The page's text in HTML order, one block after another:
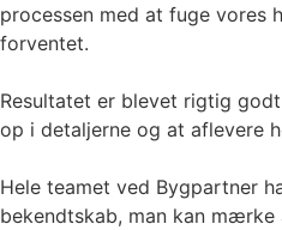
processen med at fuge vores
forventet.
Resultatet er blevet rigtig
op i detaljerne og at aflevere
Hele teamet ved Bygpartner
bekendtskab, man kan